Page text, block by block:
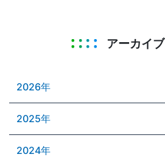
アーカイブ
2026年
2025年
2024年